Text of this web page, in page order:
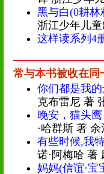
黑与白(0耕林
浙江少年儿
这样读系列4
常与本书被收在同
你们都是我
克布雷尼 著
晚安，猫头
·哈群斯 著
有些时候,我
诺·阿梅哈 著
妈妈(信谊·宝